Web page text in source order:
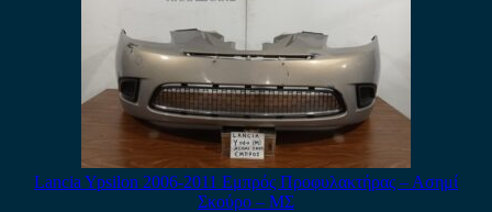
Lancia Ypsilon 2006-2011 Εμπρός Προφυλακτήρας – Ασημί
Σκούρο – ΜΣ